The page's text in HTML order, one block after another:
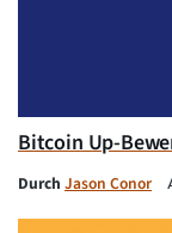
Bitcoin Up-
Durch Jason Conor